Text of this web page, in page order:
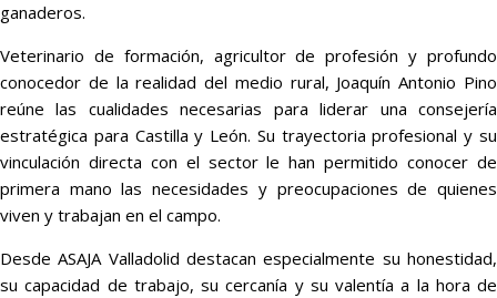
ganaderos.
Veterinario de formación, agricultor de profesión y profundo
conocedor de la realidad del medio rural, Joaquín Antonio Pino
reúne las cualidades necesarias para liderar una consejería
estratégica para Castilla y León. Su trayectoria profesional y su
vinculación directa con el sector le han permitido conocer de
primera mano las necesidades y preocupaciones de quienes
viven y trabajan en el campo.
Desde ASAJA Valladolid destacan especialmente su honestidad,
su capacidad de trabajo, su cercanía y su valentía a la hora de